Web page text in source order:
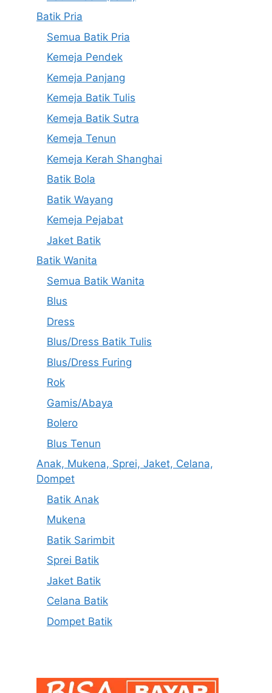
Batik Pria
Semua Batik Pria
Kemeja Pendek
Kemeja Panjang
Kemeja Batik Tulis
Kemeja Batik Sutra
Kemeja Tenun
Kemeja Kerah Shanghai
Batik Bola
Batik Wayang
Kemeja Pejabat
Jaket Batik
Batik Wanita
Semua Batik Wanita
Blus
Dress
Blus/Dress Batik Tulis
Blus/Dress Furing
Rok
Gamis/Abaya
Bolero
Blus Tenun
Anak, Mukena, Sprei, Jaket, Celana,
Dompet
Batik Anak
Mukena
Batik Sarimbit
Sprei Batik
Jaket Batik
Celana Batik
Dompet Batik